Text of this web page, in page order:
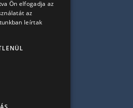
Referenciák
Irodapiaci hírek
30 949 9709
Ön elfogadja az
az
leírtak